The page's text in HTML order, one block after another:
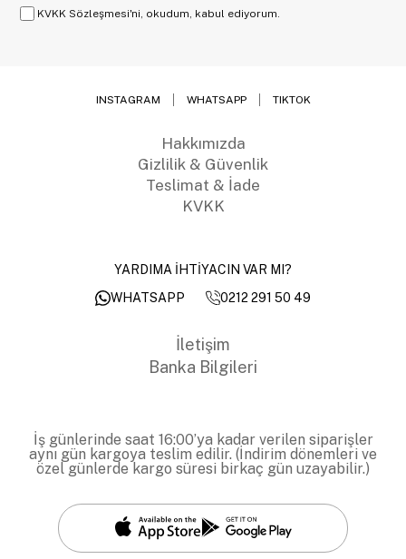
KVKK Sözleşmesi'ni, okudum, kabul ediyorum.
INSTAGRAM WHATSAPP TIKTOK
Hakkımızda
Gizlilik & Güvenlik
Teslimat & İade
KVKK
YARDIMA İHTİYACIN VAR MI?
WHATSAPP
0212 291 50 49
İletişim
Banka Bilgileri
İş günlerinde saat 16:00’ya kadar verilen siparişler
aynı gün kargoya teslim edilir. (İndirim dönemleri ve
özel günlerde kargo süresi birkaç gün uzayabilir.)